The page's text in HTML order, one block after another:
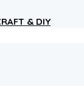
& DIY